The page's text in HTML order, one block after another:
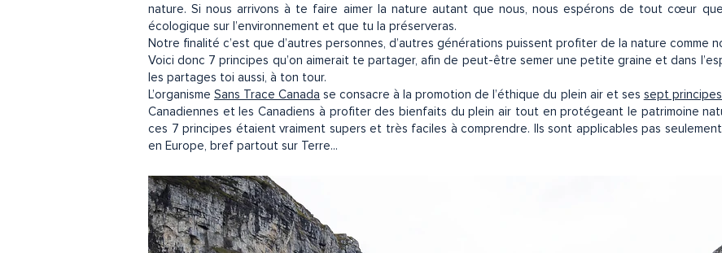
nature. Si nous arrivons à te faire aimer la nature autant que nous, nous espérons de tout cœur
écologique sur l’environnement et que tu la préserveras.
Notre finalité c’est que d’autres personnes, d’autres générations puissent profiter de la nature comme
Voici donc 7 principes qu’on aimerait te partager, afin de peut-être semer une petite graine et dans
les partages toi aussi, à ton tour.
L’organismeSans Trace Canada se consacre à la promotion de l’éthique du plein air et ses sept
Canadiennes et les Canadiens à profiter des bienfaits du plein air tout en protégeant le patrimoine
ces 7 principes étaient vraiment supers et très faciles à comprendre. Ils sont applicables pas seulement
en Europe, bref partout sur Terre...